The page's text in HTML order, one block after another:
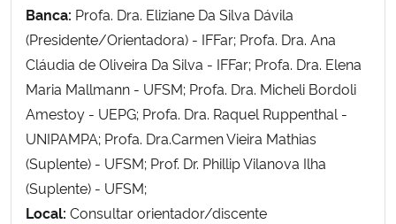
Banca: Profa. Dra. Eliziane Da Silva Dávila
(Presidente/Orientadora) - IFFar; Profa. Dra. Ana
Cláudia de Oliveira Da Silva - IFFar; Profa. Dra. Elena
Maria Mallmann - UFSM; Profa. Dra. Micheli Bordoli
Amestoy - UEPG; Profa. Dra. Raquel Ruppenthal -
UNIPAMPA; Profa. Dra.Carmen Vieira Mathias
(Suplente) - UFSM; Prof. Dr. Phillip Vilanova Ilha
(Suplente) - UFSM;
Local: Consultar orientador/discente